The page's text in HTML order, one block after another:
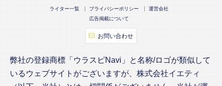
ライター一覧 プライバシーポリシー
運営会社
広告掲載について
お問い合わせ
弊社の登録商標「ウラスピNavi」と名称/ロゴが類似して
いるウェブサイトがございますが、株式会社イエティ